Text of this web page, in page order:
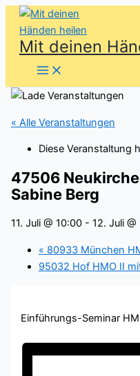
Zum
Inhalt
springen
Mit deinen
« Alle Veranstaltungen
Diese Veranstaltung
47506
Sabine Berg
11. Juli @ 10:00- 12. Juli @
« 80933 München
95032 Hof HMO II
Einführungs-Seminar